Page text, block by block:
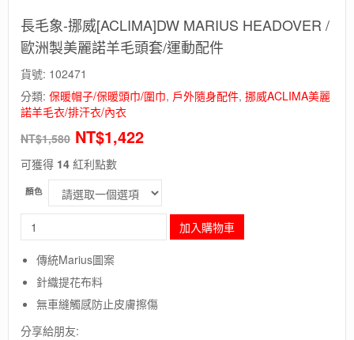
長毛象-挪威[ACLIMA]DW MARIUS HEADOVER /
歐洲製美麗諾羊毛頭套/運動配件
貨號: 102471
分類: 保暖帽子/保暖頭巾/圍巾, 戶外隨身配件, 挪威ACLIMA美麗
諾羊毛衣/排汗衣/內衣
NT$1,580 NT$1,422
可獲得 14 紅利點數
顏色
毛
挪
威
[ACLIMA]DW
MARIUS
HEADOVER
加入購物車
傳統Marius圖案
針織提花布料
無車縫觸感防止皮膚擦傷
分享給朋友: